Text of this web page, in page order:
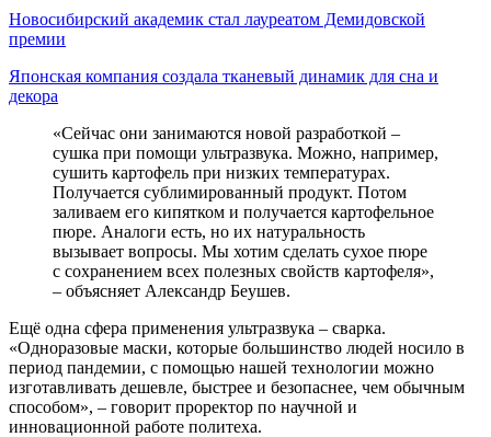
Новосибирский академик стал лауреатом Демидовской
премии
Японская компания создала тканевый динамик для сна и
декора
«Сейчас они занимаются новой разработкой –
сушка при помощи ультразвука. Можно, например,
сушить картофель при низких температурах.
Получается сублимированный продукт. Потом
заливаем его кипятком и получается картофельное
пюре. Аналоги есть, но их натуральность
вызывает вопросы. Мы хотим сделать сухое пюре
с сохранением всех полезных свойств картофеля»,
– объясняет Александр Беушев.
Ещё одна сфера применения ультразвука – сварка.
«Одноразовые маски, которые большинство людей носило в
период пандемии, с помощью нашей технологии можно
изготавливать дешевле, быстрее и безопаснее, чем обычным
способом», – говорит проректор по научной и
инновационной работе политеха.